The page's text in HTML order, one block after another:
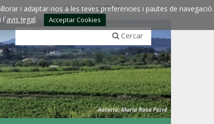
i adaptar-nos a les teves preferències i pautes de navegació.
avis legal. Acceptar Cookies
Idiomes:esp engfra
Cercar